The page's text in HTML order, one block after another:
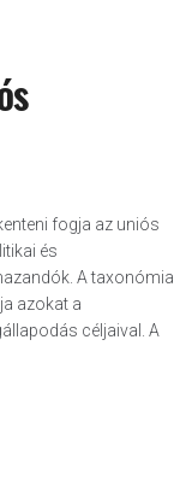
fogja az uniós
és
A taxonómia
azokat a
céljaival. A